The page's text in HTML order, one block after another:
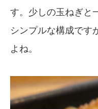
す。少しの玉ねぎと
シンプルな構成です
よね。